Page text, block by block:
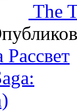
The